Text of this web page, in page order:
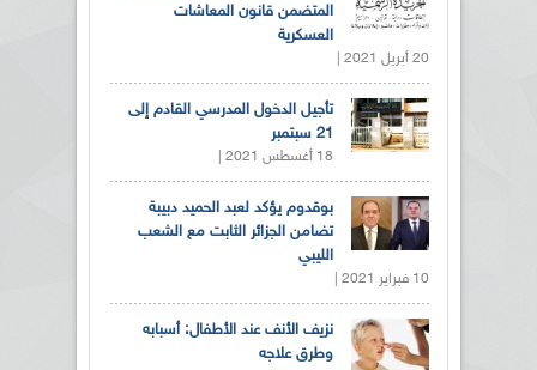
المتضمن قانون المعاشات
العسكرية
20 أبريل 2021 |
تأجيل الدخول المدرسي القادم إلى
21 سبتمبر
18 أغسطس 2021 |
بوقدوم يؤكد لعبد الحميد دبيبة
تضامن الجزائر الثابت مع الشعب
الليبي
10 فبراير 2021 |
نزيف الأنف عند الأطفال: أسبابه
وطرق علاجه